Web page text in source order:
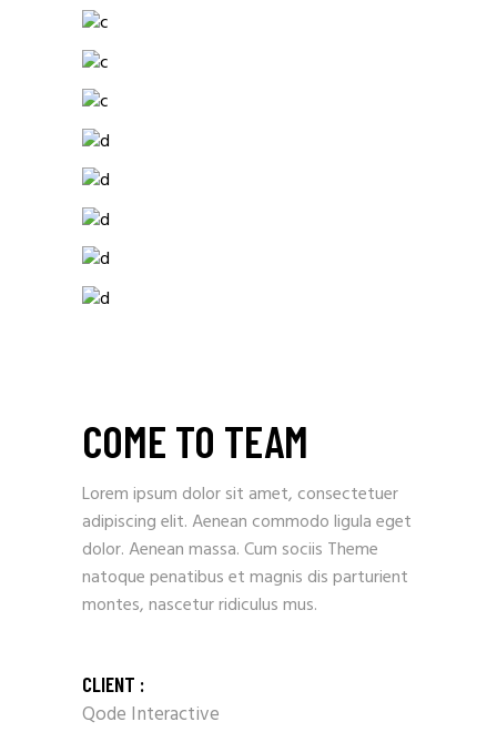
COME TO TEAM
Lorem ipsum dolor sit amet, consectetuer
adipiscing elit. Aenean commodo ligula eget
dolor. Aenean massa. Cum sociis Theme
natoque penatibus et magnis dis parturient
montes, nascetur ridiculus mus.
CLIENT :
Qode Interactive